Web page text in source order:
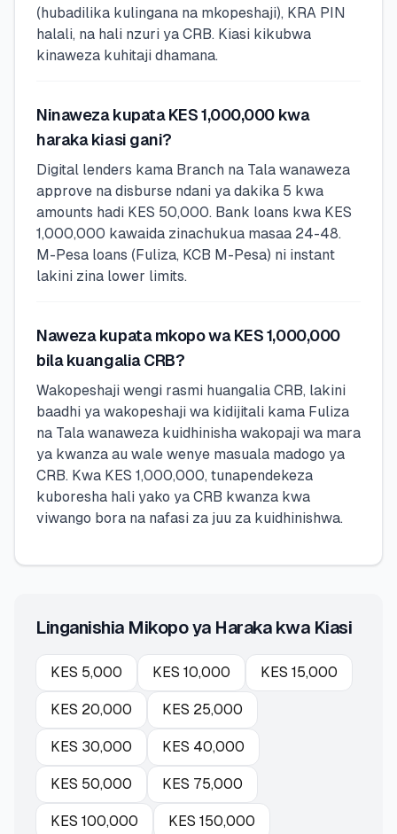
(hubadilika kulingana na mkopeshaji), KRA PIN
halali, na hali nzuri ya CRB. Kiasi kikubwa
kinaweza kuhitaji dhamana.
Ninaweza kupata KES 1,000,000 kwa
haraka kiasi gani?
Digital lenders kama Branch na Tala wanaweza
approve na disburse ndani ya dakika 5 kwa
amounts hadi KES 50,000. Bank loans kwa KES
1,000,000 kawaida zinachukua masaa 24-48.
M-Pesa loans (Fuliza, KCB M-Pesa) ni instant
lakini zina lower limits.
Naweza kupata mkopo wa KES 1,000,000
bila kuangalia CRB?
Wakopeshaji wengi rasmi huangalia CRB, lakini
baadhi ya wakopeshaji wa kidijitali kama Fuliza
na Tala wanaweza kuidhinisha wakopaji wa mara
ya kwanza au wale wenye masuala madogo ya
CRB. Kwa KES 1,000,000, tunapendekeza
kuboresha hali yako ya CRB kwanza kwa
viwango bora na nafasi za juu za kuidhinishwa.
Linganishia Mikopo ya Haraka kwa Kiasi
KES 5,000 KES 10,000 KES 15,000
KES 20,000 KES 25,000
KES 30,000 KES 40,000
KES 50,000 KES 75,000
KES 100,000 KES 150,000